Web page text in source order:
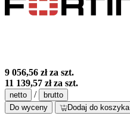
9 056,56 złza szt.
11 139,57 złza szt.
netto /
brutto
Do wyceny
Dodaj do koszyka